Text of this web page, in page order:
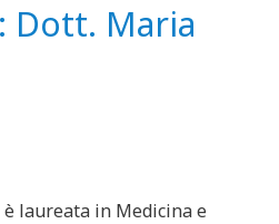
Dott. Maria
laureata in Medicina e